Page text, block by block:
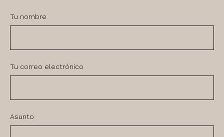
Tu nombre
Tu correo electrónico
Asunto